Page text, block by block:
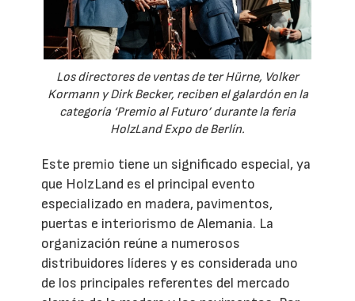
Los directores de ventas de ter Hürne, Volker
Kormann y Dirk Becker, reciben el galardón en la
categoría ‘Premio al Futuro’ durante la feria
HolzLand Expo de Berlín.
Este premio tiene un significado especial, ya
que HolzLand es el principal evento
especializado en madera, pavimentos,
puertas e interiorismo de Alemania. La
organización reúne a numerosos
distribuidores líderes y es considerada uno
de los principales referentes del mercado